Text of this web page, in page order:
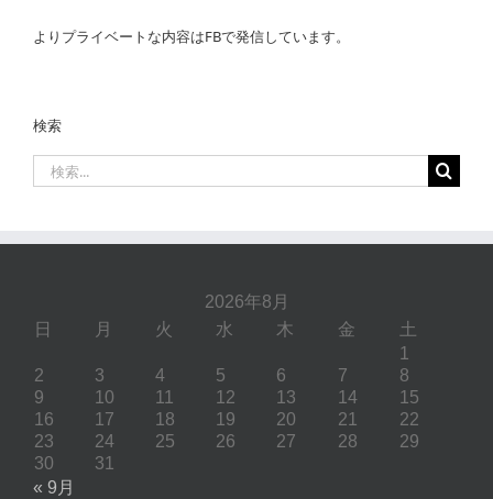
よりプライベートな内容はFBで発信しています。
検索
索
2026年8月
日 月 火 水 木 金 土
1
2
3 4 5 6 7
8
9
10 11 12 13 14
15
16
17 18 19 20 21
22
23
24 25 26 27 28
29
30
31
« 9月